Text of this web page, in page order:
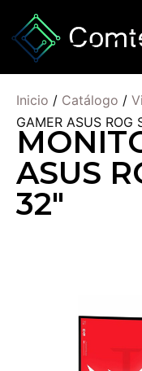
Inicio / Catálogo /
GAMER ASUS ROG
ASUS
32"